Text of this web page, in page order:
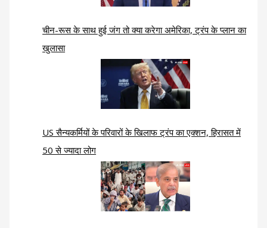
चीन-रूस के साथ हुई जंग तो क्या करेगा अमेरिका, ट्रंप के प्लान का
खुलासा
US सैन्यकर्मियों के परिवारों के खिलाफ ट्रंप का एक्शन, हिरासत में
50 से ज्यादा लोग